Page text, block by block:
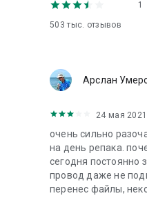
503 тыс. отзывов
1
Арслан
24 мая 2021
очень сильно
на день репака.
сегодня постоянно
провод даже не
перенес файлы,